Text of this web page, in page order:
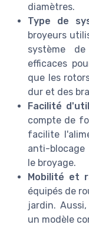
diamètres.
Type de
broyeurs
système
efficaces
que les
dur et des
Facilité
compte de
facilite
anti-blocage
le broyage.
Mobilité et
équipés de
jardin.
un modèle